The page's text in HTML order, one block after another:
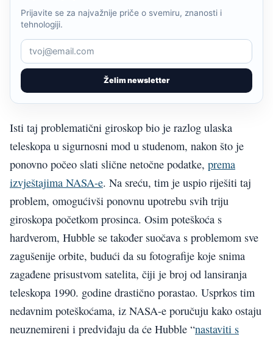
Želim newsletter
Prijavite se za najvažnije priče o svemiru, znanosti i
tehnologiji.
Isti taj problematični giroskop bio je razlog ulaska
teleskopa u sigurnosni mod u studenom, nakon što je
ponovno počeo slati slične netočne podatke, prema
izvještajima NASA-e. Na sreću, tim je uspio riješiti taj
problem, omogućivši ponovnu upotrebu svih triju
giroskopa početkom prosinca. Osim poteškoća s
hardverom, Hubble se također suočava s problemom sve
zagušenije orbite, budući da su fotografije koje snima
zagađene prisustvom satelita, čiji je broj od lansiranja
teleskopa 1990. godine drastično porastao. Usprkos tim
nedavnim poteškoćama, iz NASA-e poručuju kako ostaju
neuznemireni i predviđaju da će Hubble “nastaviti s